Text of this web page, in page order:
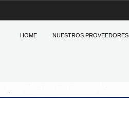
HOME NUESTROS PROVEEDORES